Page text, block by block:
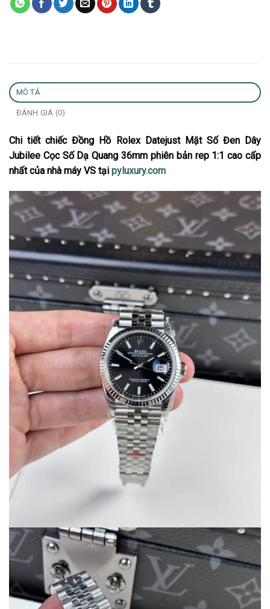
MÔ TẢ
ĐÁNH GIÁ (0)
Chi tiết chiếc Đồng Hồ Rolex Datejust Mặt Số Đen Dây
Jubilee Cọc Số Dạ Quang 36mm phiên bản rep 1:1 cao cấp
nhất của nhà máy VS tại pyluxury.com